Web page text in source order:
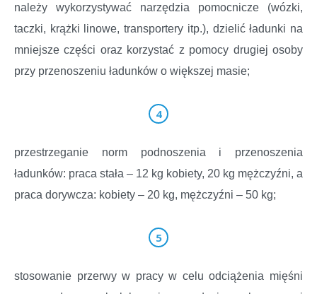
należy wykorzystywać narzędzia pomocnicze (wózki,
taczki, krążki linowe, transportery itp.), dzielić ładunki na
mniejsze części oraz korzystać z pomocy drugiej osoby
przy przenoszeniu ładunków o większej masie;
przestrzeganie norm podnoszenia i przenoszenia
ładunków: praca stała – 12 kg kobiety, 20 kg mężczyźni, a
praca dorywcza: kobiety – 20 kg, mężczyźni – 50 kg;
stosowanie przerwy w pracy w celu odciążenia mięśni